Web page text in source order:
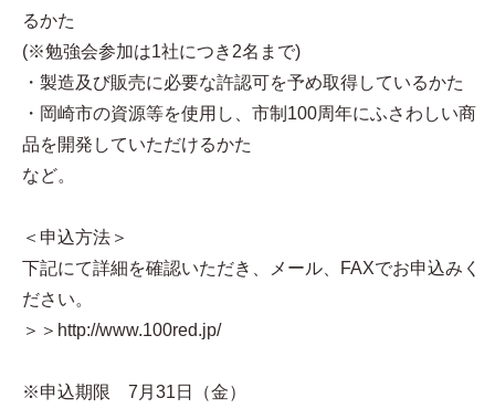
るかた
(※勉強会参加は1社につき2名まで)
・製造及び販売に必要な許認可を予め取得しているかた
・岡崎市の資源等を使用し、市制100周年にふさわしい商
品を開発していただけるかた
など。
＜申込方法＞
下記にて詳細を確認いただき、メール、FAXでお申込みく
ださい。
＞＞http://www.100red.jp/
※申込期限 7月31日（金）